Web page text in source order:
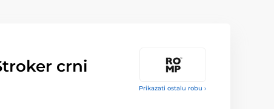
Prikazati ostalu robu ›
crni